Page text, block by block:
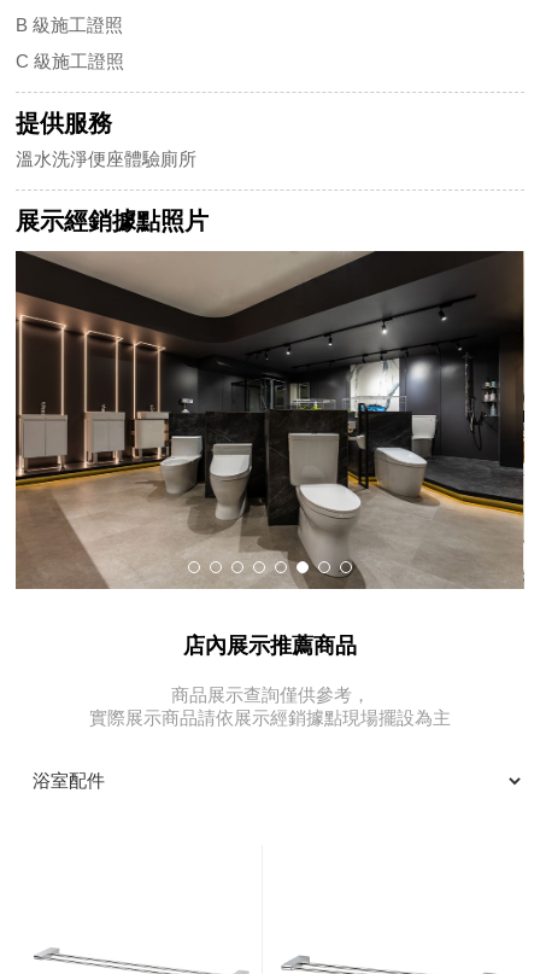
B 級施工證照
C 級施工證照
提供服務
溫水洗淨便座體驗廁所
展示經銷據點照片
店內展示推薦商品
商品展示查詢僅供參考，
實際展示商品請依展示經銷據點現場擺設為主